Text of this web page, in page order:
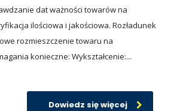
dat ważności towarów na
ilościowa i jakościowa. Rozładunek
rozmieszczenie towaru na
konieczne: Wykształcenie:...
Dowiedz się więcej